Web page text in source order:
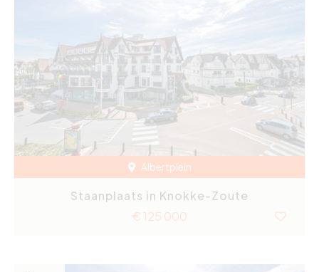
Albertplein
Staanplaats in Knokke-Zoute
€ 125 000